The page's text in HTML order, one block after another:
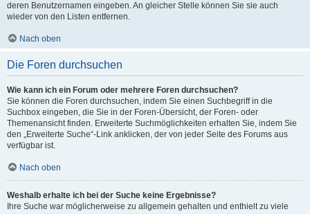
deren Benutzernamen eingeben. An gleicher Stelle können Sie sie auch
wieder von den Listen entfernen.
Nach oben
Die Foren durchsuchen
Wie kann ich ein Forum oder mehrere Foren durchsuchen?
Sie können die Foren durchsuchen, indem Sie einen Suchbegriff in die
Suchbox eingeben, die Sie in der Foren-Übersicht, der Foren- oder
Themenansicht finden. Erweiterte Suchmöglichkeiten erhalten Sie, indem Sie
den „Erweiterte Suche“-Link anklicken, der von jeder Seite des Forums aus
verfügbar ist.
Nach oben
Weshalb erhalte ich bei der Suche keine Ergebnisse?
Ihre Suche war möglicherweise zu allgemein gehalten und enthielt zu viele